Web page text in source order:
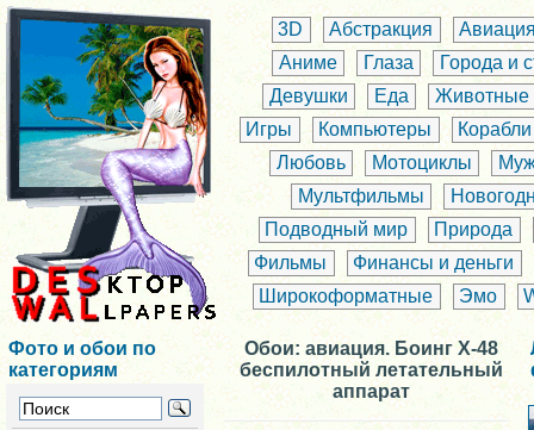
3D Абстракция
Аниме
Глаза
Города и
Девушки
Еда
Животные
Игры
Компьютеры
Корабли
Любовь
Мотоциклы
Мультфильмы
Подводный мир
Природа
Фильмы
Финансы и деньги
Широкоформатные
Эмо
Фото и обои по
категориям
Обои: авиация. Боинг X-48
беспилотный летательный
аппарат